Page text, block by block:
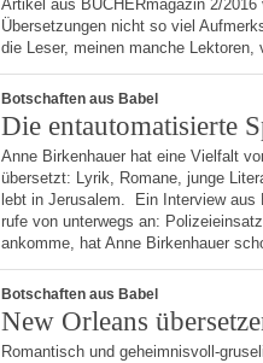
Artikel aus BÜCHERmagazin 2/
Übersetzungen nicht so viel
die Leser, meinen manche
Botschaften aus Babel
Die entautomatisierte
Anne Birkenhauer hat eine Vielfalt
übersetzt: Lyrik, Romane, junge
lebt in Jerusalem. Ein Interview
rufe von unterwegs an:
ankomme, hat Anne Birkenhauer
Botschaften aus Babel
New Orleans
Romantisch und geheimnisvoll-